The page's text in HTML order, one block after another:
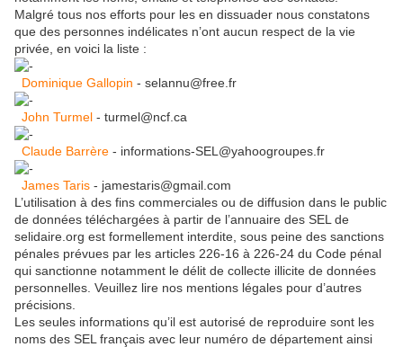
Malgré tous nos efforts pour les en dissuader nous constatons
que des personnes indélicates n’ont aucun respect de la vie
privée, en voici la liste :
Dominique Gallopin - selannu@free.fr
John Turmel - turmel@ncf.ca
Claude Barrère - informations-SEL@yahoogroupes.fr
James Taris - jamestaris@gmail.com
L’utilisation à des fins commerciales ou de diffusion dans le public
de données téléchargées à partir de l’annuaire des SEL de
selidaire.org est formellement interdite, sous peine des sanctions
pénales prévues par les articles 226-16 à 226-24 du Code pénal
qui sanctionne notamment le délit de collecte illicite de données
personnelles. Veuillez lire nos mentions légales pour d’autres
précisions.
Les seules informations qu’il est autorisé de reproduire sont les
noms des SEL français avec leur numéro de département ainsi